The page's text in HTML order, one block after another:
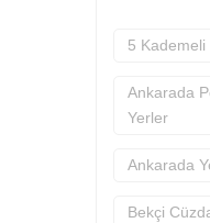
5
Ankarada
Yerler
Ankarada
Bekçi